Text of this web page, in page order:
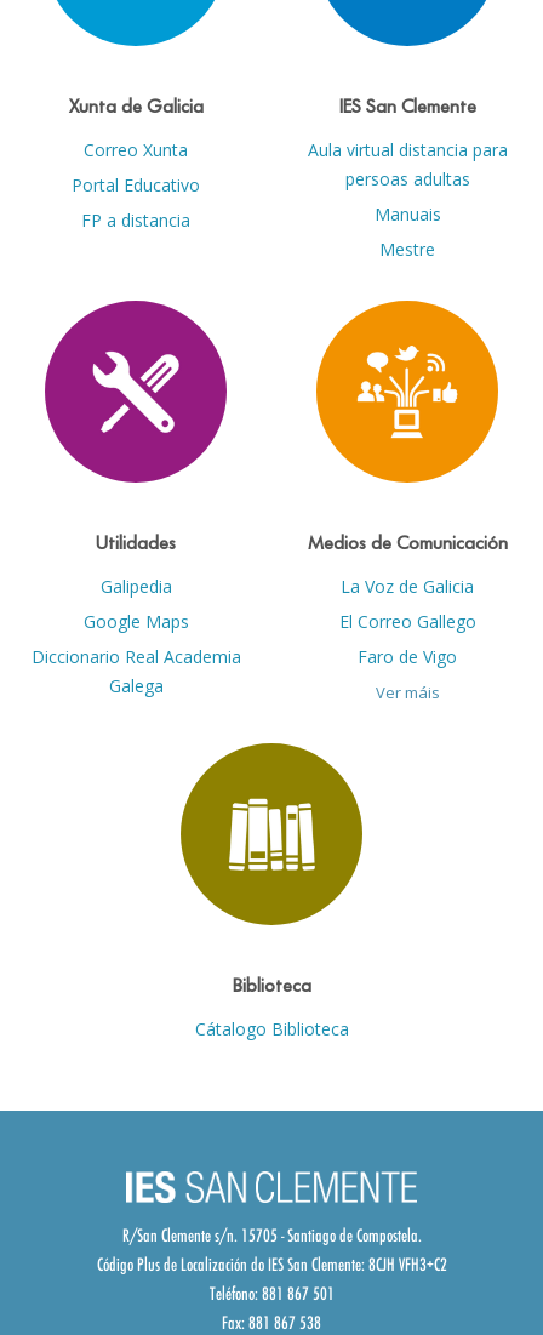
Xunta de Galicia
Correo Xunta
Portal Educativo
FP a distancia
IES San Clemente
Aula virtual distancia para
persoas adultas
Manuais
Mestre
Utilidades
Galipedia
Google Maps
Diccionario Real Academia
Galega
Medios de Comunicación
La Voz de Galicia
El Correo Gallego
Faro de Vigo
Ver máis
Biblioteca
Cátalogo Biblioteca
R/San Clemente s/n. 15705 - Santiago de Compostela.
Código Plus de Localización do IES San Clemente:8CJH VFH3+C2
Teléfono: 881 867 501
Fax: 881 867 538